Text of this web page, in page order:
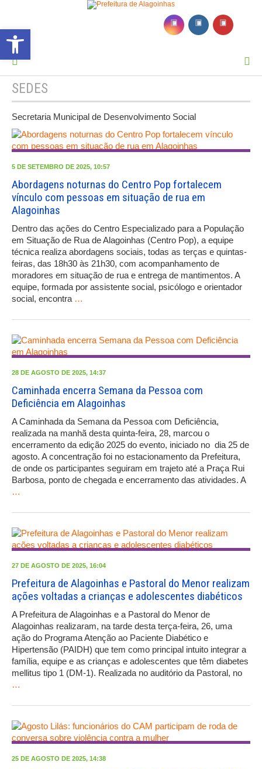
MENU
SEDES
Secretaria Municipal de Desenvolvimento Social
5 DE SETEMBRO DE 2025, 10:57
Abordagens noturnas do Centro Pop fortalecem
vínculo com pessoas em situação de rua em
Alagoinhas
Dentro das ações do Centro Especializado para a População
em Situação de Rua de Alagoinhas (Centro Pop), a equipe
técnica realiza abordagens sociais, todas as terças e quintas-
feiras, das 18h30 às 21h30, com acompanhamento de
moradores em situação de rua e entrega de mantimentos. A
equipe, formada por assistente social, psicólogo e orientador
social, encontra …
28 DE AGOSTO DE 2025, 14:37
Caminhada encerra Semana da Pessoa com
Deficiência em Alagoinhas
A Caminhada da Semana da Pessoa com Deficiência,
realizada na manhã desta quinta-feira, 28, marcou o
encerramento da edição 2025 do evento, iniciado no dia 25 de
agosto. A concentração foi no estacionamento da Prefeitura,
de onde os participantes seguiram em trajeto até a Praça Rui
Barbosa, ponto de chegada e encerramento das atividades. A
…
27 DE AGOSTO DE 2025, 16:04
Prefeitura de Alagoinhas e Pastoral do Menor realizam
ações voltadas a crianças e adolescentes diabéticos
A Prefeitura de Alagoinhas e a Pastoral do Menor de
Alagoinhas realizaram, na tarde desta terça-feira, 26, uma
ação do Programa Atenção ao Paciente Diabético e
Hipertensão (PAIDH) que tem como principal intuito integrar a
família, equipe e as crianças e adolescentes que têm diabetes
mellitus tipo 1 (DM-1). Realizada no auditório da Pastoral, no
…
25 DE AGOSTO DE 2025, 14:38
Barra de Ferramentas Aberta